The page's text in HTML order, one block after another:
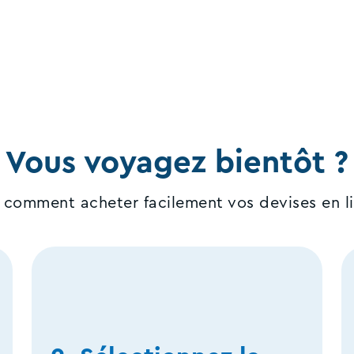
Vous voyagez bientôt ?
comment acheter facilement vos devises en